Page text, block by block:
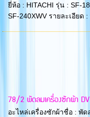
ยี่ห้อ : HITACHI รุ่น : SF-
SF-240XWV รายละเอียด :
78/2 พัดลมเครื่องซักผ้า
อะไหล่เครื่องซักผ้าชื่อ : พั